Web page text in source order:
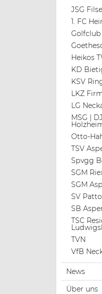
JSG
1. FC
Heikos
KD
KSV
LKZ
LG
MSG |
Otto-
TSV
Spvgg
SGM
SGM
SV
SB
TSC
TVN
VfB
News
Über uns